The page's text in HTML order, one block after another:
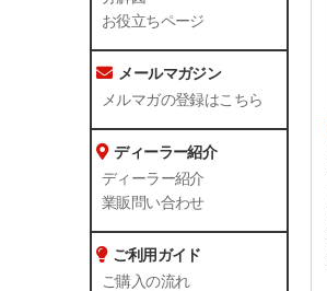
お役立ちページ
メールマガジン
メルマガの登録はこちら
ディーラー紹介
ディーラー紹介
業販問い合わせ
ご利用ガイド
ご購入の流れ